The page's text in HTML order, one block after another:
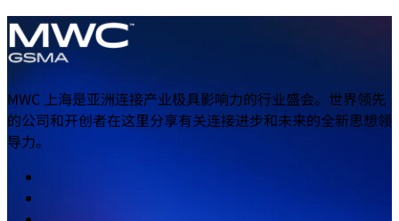
MWC 上海是亚洲连接产业极具影响力的行业盛会。世界领先
的公司和开创者在这里分享有关连接进步和未来的全新思想领
导力。